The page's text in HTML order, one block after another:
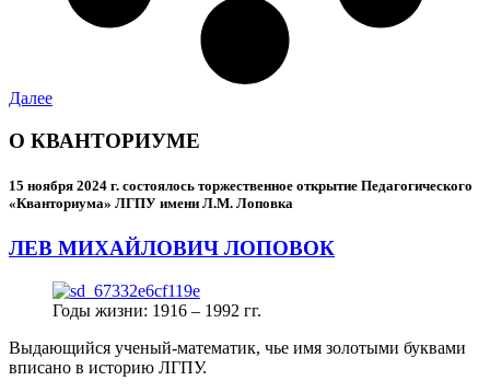
Далее
О КВАНТОРИУМЕ
15 ноября 2024 г. состоялось торжественное открытие Педагогического
«Кванториума» ЛГПУ имени Л.М. Лоповка
ЛЕВ МИХАЙЛОВИЧ ЛОПОВОК
Годы жизни: 1916 – 1992 гг.
Выдающийся ученый-математик, чье имя золотыми буквами
вписано в историю ЛГПУ.